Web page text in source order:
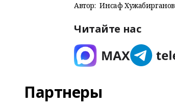
Автор: Инсаф Хужабирганов
Читайте нас
Партнеры